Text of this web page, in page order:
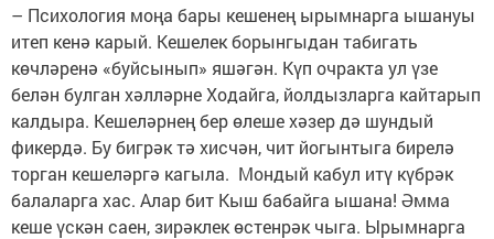
– Психология моңа бары кешенең ырымнарга ышануы
итеп кенә карый. Кешелек борынгыдан табигать
көчләренә «буйсынып» яшәгән. Күп очракта ул үзе
белән булган хәлләрне Ходайга, йолдызларга кайтарып
калдыра. Кешеләрнең бер өлеше хәзер дә шундый
фикердә. Бу бигрәк тә хисчән, чит йогынтыга бирелә
торган кешеләргә кагыла. Мондый кабул итү күбрәк
балаларга хас. Алар бит Кыш бабайга ышана! Әмма
кеше үскән саен, зирәклек өстенрәк чыга. Ырымнарга